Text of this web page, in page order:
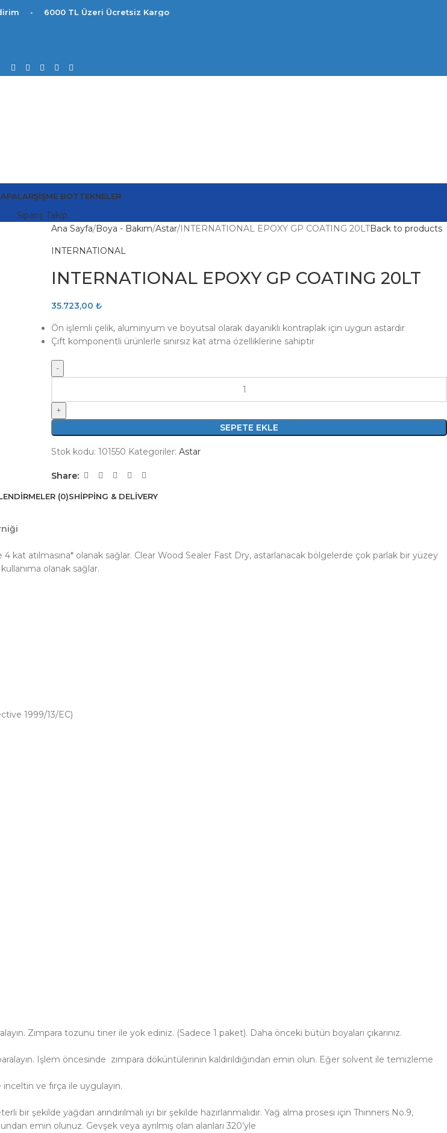
TL Üzeri Ücretsiz Kargo
ŞIŞME BOTTEKNELER
Sipariş Takip
Ana Sayfa Boya - Bakım Astar INTERNATIONAL EPOXY GP COATING 20LTBack to products
INTERNATIONAL
INTERNATIONAL EPOXY GP COATING 20LT
35.723,00 ₺
Ön işlemli çelik, aluminyum ve boyutsal olarak dayanıklı kontraplak için uygun astardır
Çift komponentli ürünlerle sınırsız kat atma özelliklerine sahiptir
SEPETE EKLE
Stok kodu: 101550 Kategoriler: Astar
Share:
(0)SHIPPING & DELIVERY
kat atılmasına* olanak sağlar. Clear Wood Sealer Fast Dry, astarlanacak bölgelerde çok parlak bir yüzey
olanak sağlar.
1999/13/EC)
Zımpara tozunu tiner ile yok ediniz. (Sadece 1 paket). Daha önceki bütün boyaları çıkarınız.
Işlem öncesinde zımpara döküntülerinin kaldırıldığından emin olun. Eğer solvent ile temizleme
ve fırça ile uygulayın.
şekilde yağdan arındırılmalı iyi bir şekilde hazırlanmalıdır. Yağ alma prosesi için Thinners No.9,
emin olunuz. Gevşek veya ayrılmış olan alanları 320’yle